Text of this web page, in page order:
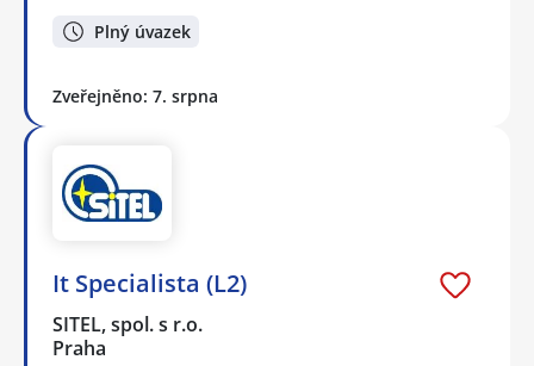
Plný úvazek
Zveřejněno: 7. srpna
It Specialista (L2)
SITEL, spol. s r.o.
Praha